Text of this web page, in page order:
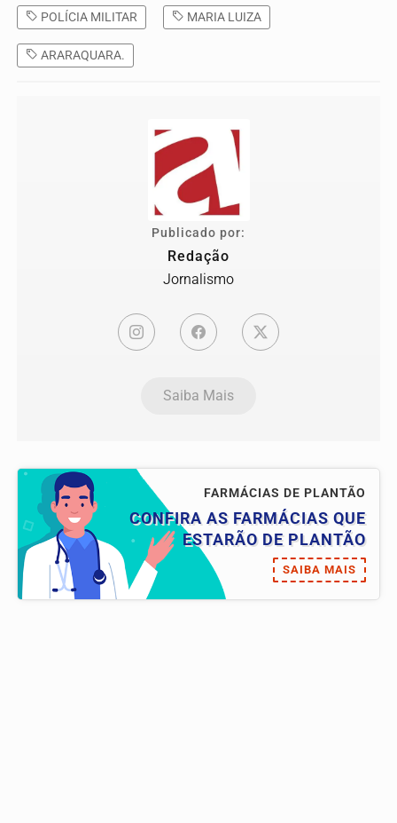
POLÍCIA MILITAR MARIA LUIZA
ARARAQUARA.
Publicado por:
Redação
Jornalismo
Saiba Mais
FARMÁCIAS DE PLANTÃO
CONFIRA AS FARMÁCIAS QUE
ESTARÃO DE PLANTÃO
SAIBA MAIS